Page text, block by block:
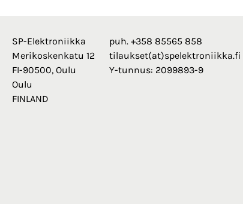
SP-Elektroniikka
Merikoskenkatu 12
FI-90500, Oulu
Oulu
FINLAND
puh. +358 85565 858
tilaukset(at)spelektroniikka.fi
Y-tunnus: 2099893-9